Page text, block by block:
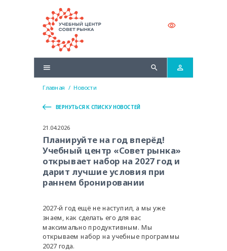
Главная / Новости
ВЕРНУТЬСЯ К СПИСКУ НОВОСТЕЙ
21.04.2026
Планируйте на год вперёд!
Учебный центр «Совет рынка»
открывает набор на 2027 год и
дарит лучшие условия при
раннем бронировании
2027-й год ещё не наступил, а мы уже
знаем, как сделать его для вас
максимально продуктивным. Мы
открываем набор на учебные программы
2027 года.